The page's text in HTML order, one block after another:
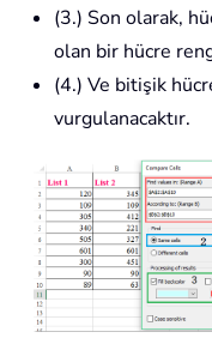
(3.) Son olarak,
olan bir hücre
(4.) Ve bitişik
vurgulanacaktır.